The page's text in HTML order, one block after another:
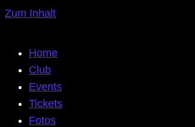
Zum Inhalt
Home
Club
Events
Tickets
Fotos